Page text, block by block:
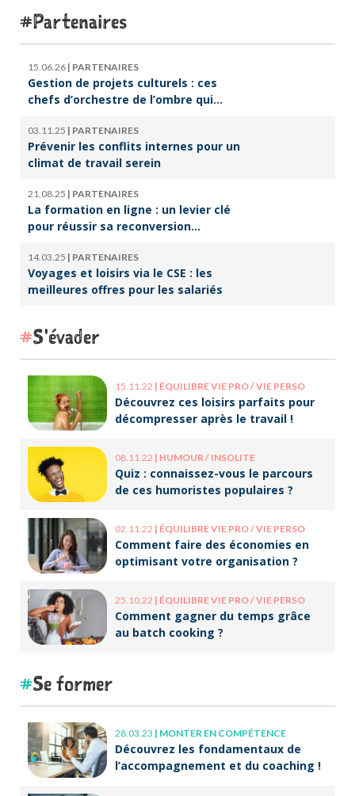
Partenaires
15.06.26 | PARTENAIRES
Gestion de projets culturels : ces
chefs d’orchestre de l’ombre qui
03.11.25 | PARTENAIRES
Prévenir les conflits internes pour un
climat de travail serein
21.08.25 | PARTENAIRES
La formation en ligne : un levier clé
pour réussir sa reconversion
14.03.25 | PARTENAIRES
Voyages et loisirs via le CSE : les
meilleures offres pour les salariés
S'évader
15.11.22 | ÉQUILIBRE VIE PRO / VIE PERSO
Découvrez ces loisirs parfaits pour
décompresser après le travail !
08.11.22 | HUMOUR / INSOLITE
Quiz : connaissez-vous le parcours
de ces humoristes populaires ?
02.11.22 | ÉQUILIBRE VIE PRO / VIE PERSO
Comment faire des économies en
optimisant votre organisation ?
25.10.22 | ÉQUILIBRE VIE PRO / VIE PERSO
Comment gagner du temps grâce
au batch cooking ?
Se former
28.03.23 | MONTER EN COMPÉTENCE
Découvrez les fondamentaux de
l’accompagnement et du coaching !